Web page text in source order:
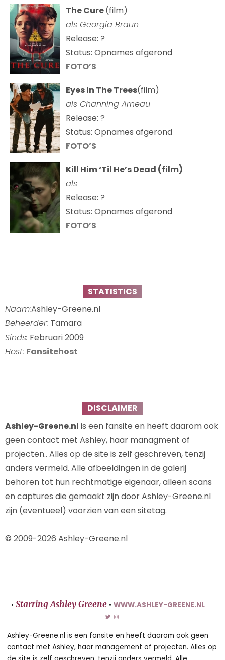
The Cure(film)
als Georgia Braun
Release: ?
Status: Opnames afgerond
FOTO’S
Eyes In The Trees(film)
als Channing Arneau
Release: ?
Status: Opnames afgerond
FOTO’S
Kill Him ‘Til He’s Dead (film)
als –
Release: ?
Status: Opnames afgerond
FOTO’S
STATISTICS
Naam:Ashley-Greene.nl
Beheerder: Tamara
Sinds: Februari 2009
Host: Fansitehost
DISCLAIMER
Ashley-Greene.nl is een fansite en heeft daarom ook
geen contact met Ashley, haar managment of
projecten.. Alles op de site is zelf geschreven, tenzij
anders vermeld. Alle afbeeldingen in de galerij
behoren tot hun rechtmatige eigenaar, alleen scans
en captures die gemaakt zijn door Ashley-Greene.nl
zijn (eventueel) voorzien van een sitetag.
© 2009-2026 Ashley-Greene.nl
• Starring Ashley Greene • WWW.ASHLEY-GREENE.NL
Ashley-Greene.nl is een fansite en heeft daarom ook geen
contact met Ashley, haar management of projecten. Alles op